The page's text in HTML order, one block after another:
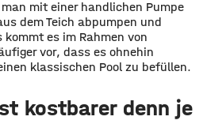
mit einer handlichen Pumpe
dem Teich abpumpen und
es im Rahmen von
vor, dass es ohnehin
klassischen Pool zu befüllen.
kostbarer denn je